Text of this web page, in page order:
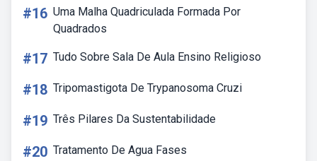
#16 Uma Malha Quadriculada Formada Por
Quadrados
#17 Tudo Sobre Sala De Aula Ensino Religioso
#18 Tripomastigota De Trypanosoma Cruzi
#19 Três Pilares Da Sustentabilidade
#20 Tratamento De Agua Fases